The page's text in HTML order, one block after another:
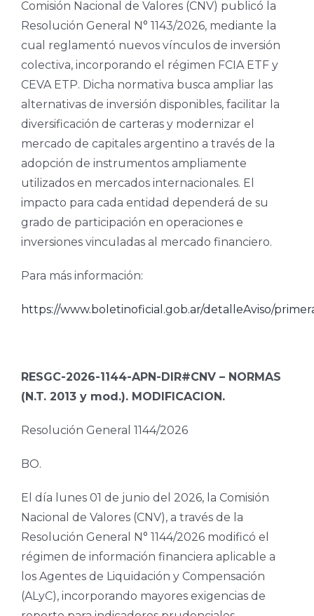
Comisión Nacional de Valores (CNV) publicó la
Resolución General N° 1143/2026, mediante la
cual reglamentó nuevos vínculos de inversión
colectiva, incorporando el régimen FCIA ETF y
CEVA ETP. Dicha normativa busca ampliar las
alternativas de inversión disponibles, facilitar la
diversificación de carteras y modernizar el
mercado de capitales argentino a través de la
adopción de instrumentos ampliamente
utilizados en mercados internacionales. El
impacto para cada entidad dependerá de su
grado de participación en operaciones e
inversiones vinculadas al mercado financiero.
Para más información:
https://www.boletinoficial.gob.ar/detalleAviso/
RESGC-2026-1144-APN-DIR#CNV – NORMAS
(N.T. 2013 y mod.). MODIFICACION.
Resolución General 1144/2026
BO.
El día lunes 01 de junio del 2026, la Comisión
Nacional de Valores (CNV), a través de la
Resolución General N° 1144/2026 modificó el
régimen de información financiera aplicable a
los Agentes de Liquidación y Compensación
(ALyC), incorporando mayores exigencias de